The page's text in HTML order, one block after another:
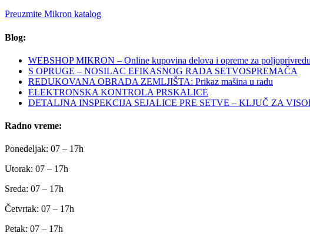
Preuzmite Mikron katalog
Blog:
WEBSHOP MIKRON – Online kupovina delova i opreme za
S OPRUGE – NOSILAC EFIKASNOG RADA SETVOSPREMAČA
REDUKOVANA OBRADA ZEMLJIŠTA: Prikaz mašina u radu
ELEKTRONSKA KONTROLA PRSKALICE
DETALJNA INSPEKCIJA SEJALICE PRE SETVE – KLJUČ ZA
Radno vreme:
Ponedeljak: 07 – 17h
Utorak: 07 – 17h
Sreda: 07 – 17h
Četvrtak: 07 – 17h
Petak: 07 – 17h